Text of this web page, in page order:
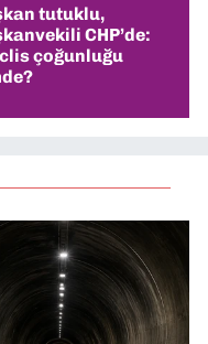
tutuklu,
CHP’de:
çoğunluğu